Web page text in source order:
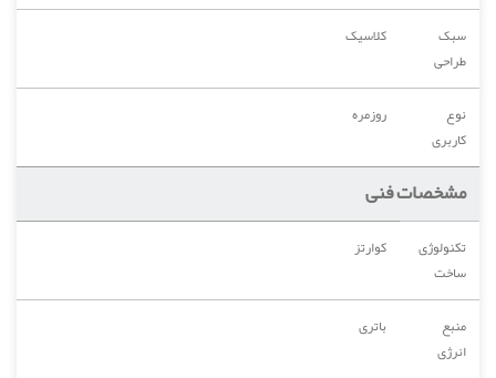
سبک
طراحی
کلاسیک
نوع
کاربری
روزمره
مشخصات فنی
تکنولوژی
ساخت
کوارتز
منبع
انرژی
باتری